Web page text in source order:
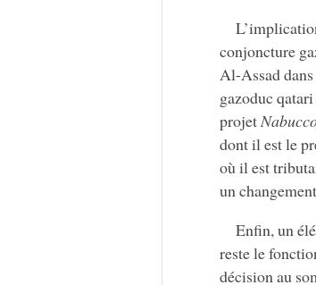
conjoncture
Al-Assad dans
gazoduc
projet
dont il est le
où il est
un
Enfin, un
reste le
décision au